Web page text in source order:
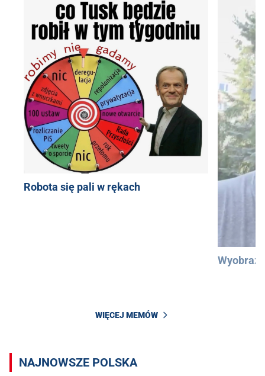
Robota się pali w rękach
WIĘCEJ MEMÓW
NAJNOWSZE POLSKA